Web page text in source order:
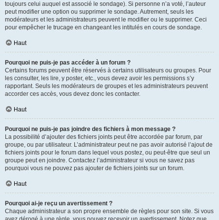
toujours celui auquel est associé le sondage). Si personne n’a voté, l’auteur
peut modifier une option ou supprimer le sondage. Autrement, seuls les
modérateurs et les administrateurs peuvent le modifier ou le supprimer. Ceci
pour empêcher le trucage en changeant les intitulés en cours de sondage.
Haut
Pourquoi ne puis-je pas accéder à un forum ?
Certains forums peuvent être réservés à certains utilisateurs ou groupes. Pour
les consulter, les lire, y poster, etc., vous devez avoir les permissions s’y
rapportant. Seuls les modérateurs de groupes et les administrateurs peuvent
accorder ces accès, vous devez donc les contacter.
Haut
Pourquoi ne puis-je pas joindre des fichiers à mon message ?
La possibilité d’ajouter des fichiers joints peut être accordée par forum, par
groupe, ou par utilisateur. L’administrateur peut ne pas avoir autorisé l’ajout de
fichiers joints pour le forum dans lequel vous postez, ou peut-être que seul un
groupe peut en joindre. Contactez l’administrateur si vous ne savez pas
pourquoi vous ne pouvez pas ajouter de fichiers joints sur un forum.
Haut
Pourquoi ai-je reçu un avertissement ?
Chaque administrateur a son propre ensemble de règles pour son site. Si vous